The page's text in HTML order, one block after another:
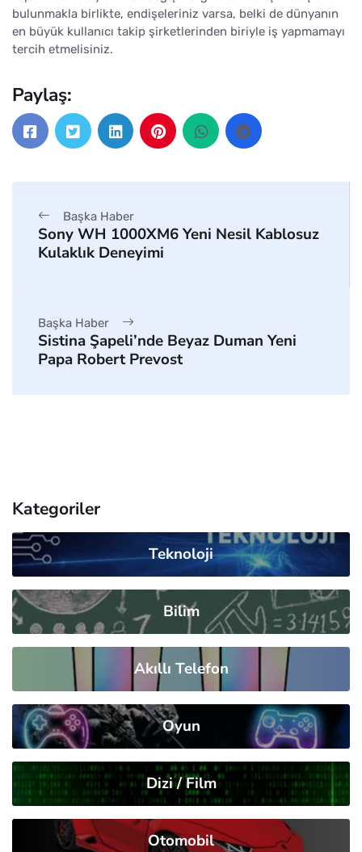
bulunmakla birlikte, endişeleriniz varsa, belki de dünyanın
en büyük kullanıcı takip şirketlerinden biriyle iş yapmamayı
tercih etmelisiniz.
Paylaş:
Başka Haber
Sony WH 1000XM6 Yeni Nesil Kablosuz
Kulaklık Deneyimi
Başka Haber
Sistina Şapeli’nde Beyaz Duman Yeni
Papa Robert Prevost
Kategoriler
Teknoloji
Bilim
Akıllı Telefon
Oyun
Dizi / Film
Otomobil